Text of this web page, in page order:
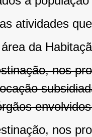
atividades
da
nos
nos